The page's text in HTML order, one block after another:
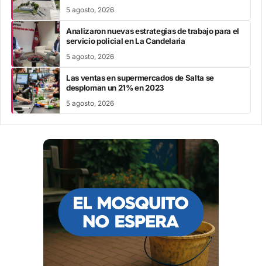
5 agosto, 2026
Analizaron nuevas estrategias de trabajo para el
servicio policial en La Candelaria
5 agosto, 2026
Las ventas en supermercados de Salta se
desploman un 21% en 2023
5 agosto, 2026